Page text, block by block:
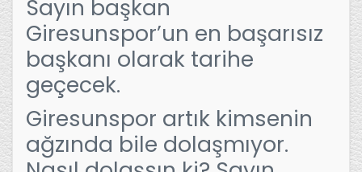
Sayın başkan
Giresunspor’un en başarısız
başkanı olarak tarihe
geçecek.
Giresunspor artık kimsenin
ağzında bile dolaşmıyor.